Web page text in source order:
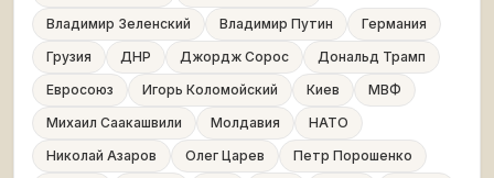
Владимир Зеленский
Владимир Путин
Германия
Грузия
ДНР Джордж Сорос
Дональд Трамп
Евросоюз
Игорь Коломойский Киев
МВФ
Михаил Саакашвили
Молдавия
НАТО
Николай Азаров
Олег Царев
Петр Порошенко